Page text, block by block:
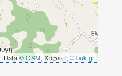
| Data© OSM, Χάρτες© buk.gr